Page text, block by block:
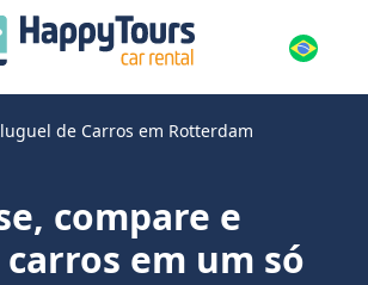
de Carros em Rotterdam
compare e
em um só